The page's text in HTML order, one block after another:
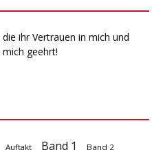
ihr Vertrauen in mich und
geehrt!
Auftakt Band 1 Band 2